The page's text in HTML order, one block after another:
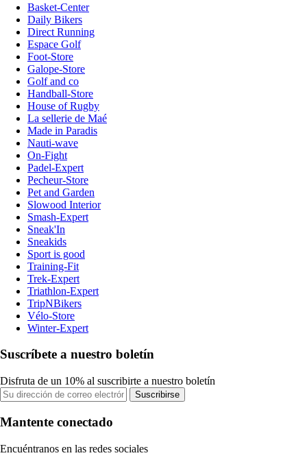
Basket-Center
Daily Bikers
Direct Running
Espace Golf
Foot-Store
Galope-Store
Golf and co
Handball-Store
House of Rugby
La sellerie de Maé
Made in Paradis
Nauti-wave
On-Fight
Padel-Expert
Pecheur-Store
Pet and Garden
Slowood Interior
Smash-Expert
Sneak'In
Sneakids
Sport is good
Training-Fit
Trek-Expert
Triathlon-Expert
TripNBikers
Vélo-Store
Winter-Expert
Suscríbete a nuestro boletín
Disfruta de un 10% al suscribirte a nuestro boletín
Suscribirse
Mantente conectado
Encuéntranos en las redes sociales